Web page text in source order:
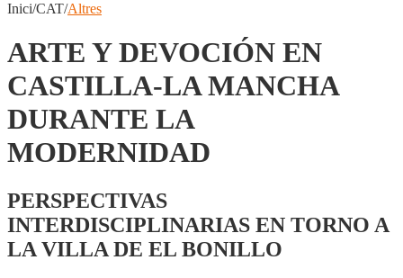
Inici/CAT/Altres
ARTE Y DEVOCIÓN EN
CASTILLA-LA MANCHA
DURANTE LA
MODERNIDAD
PERSPECTIVAS
INTERDISCIPLINARIAS EN TORNO A
LA VILLA DE EL BONILLO